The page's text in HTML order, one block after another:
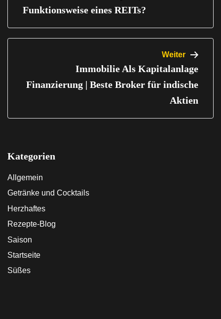
Funktionsweise eines REITs?
Weiter
Immobilie Als Kapitalanlage
Finanzierung | Beste Broker für indische
Aktien
Kategorien
Allgemein
Getränke und Cocktails
Herzhaftes
Rezepte-Blog
Saison
Startseite
Süßes